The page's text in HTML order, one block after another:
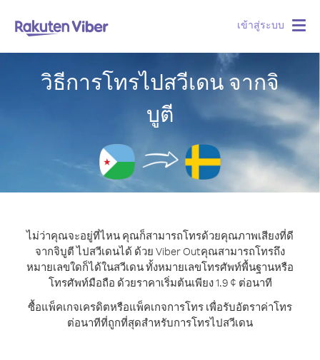
เข้าสู่ระบบ
วิธีการโทรไปสวีเดน จากจิ
บูตี
ไม่ว่าคุณจะอยู่ที่ไหน คุณก็สามารถโทรด้วยคุณภาพเสียงที่ดี
จากจิบูตี ไปสวีเดนได้ ด้วย Viber Outคุณสามารถโทรถึง
หมายเลขใดก็ได้ในสวีเดน ทั้งหมายเลขโทรศัพท์พื้นฐานหรือ
โทรศัพท์มือถือ ด้วยราคาเริ่มต้นเพียง 1.9 ¢ ต่อนาที
ซื้อแพ็คเกจเครดิตหรือแพ็คเกจการโทร เพื่อรับอัตราค่าโทร
ต่อนาทีที่ถูกที่สุดสำหรับการโทรไปสวีเดน